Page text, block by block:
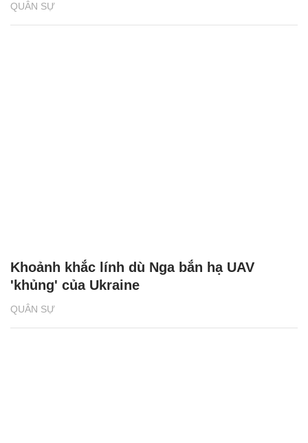
QUÂN SỰ
QUÂN SỰ
Khoảnh khắc lính dù Nga bắn hạ UAV
'khủng' của Ukraine